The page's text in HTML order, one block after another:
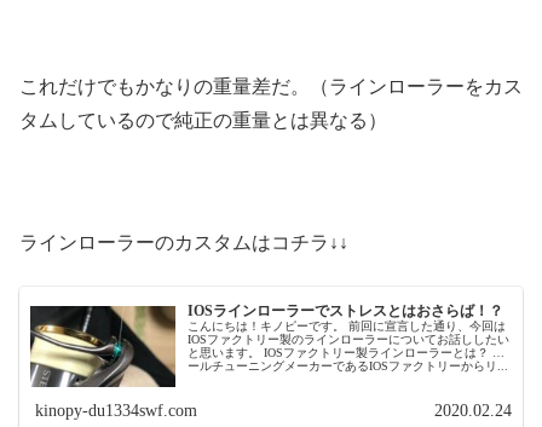
これだけでもかなりの重量差だ。（ラインローラーをカス
タムしているので純正の重量とは異なる）
ラインローラーのカスタムはコチラ↓↓
IOSラインローラーでストレスとはおさらば！？
こんにちは！キノピーです。 前回に宣言した通り、今回は
IOSファクトリー製のラインローラーについてお話ししたい
と思います。 IOSファクトリー製ラインローラーとは？ リ
ールチューニングメーカーであるIOSファクトリーからリ...
kinopy-du1334swf.com 2020.02.24